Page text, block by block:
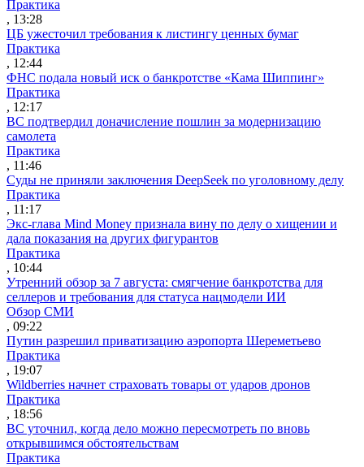
Практика
, 13:28
ЦБ ужесточил требования к листингу ценных бумаг
Практика
, 12:44
ФНС подала новый иск о банкротстве «Кама Шиппинг»
Практика
, 12:17
ВС подтвердил доначисление пошлин за модернизацию
самолета
Практика
, 11:46
Суды не приняли заключения DeepSeek по уголовному делу
Практика
, 11:17
Экс-глава Mind Money признала вину по делу о хищении и
дала показания на других фигурантов
Практика
, 10:44
Утренний обзор за 7 августа: смягчение банкротства для
селлеров и требования для статуса нацмодели ИИ
Обзор СМИ
, 09:22
Путин разрешил приватизацию аэропорта Шереметьево
Практика
, 19:07
Wildberries начнет страховать товары от ударов дронов
Практика
, 18:56
ВС уточнил, когда дело можно пересмотреть по вновь
открывшимся обстоятельствам
Практика